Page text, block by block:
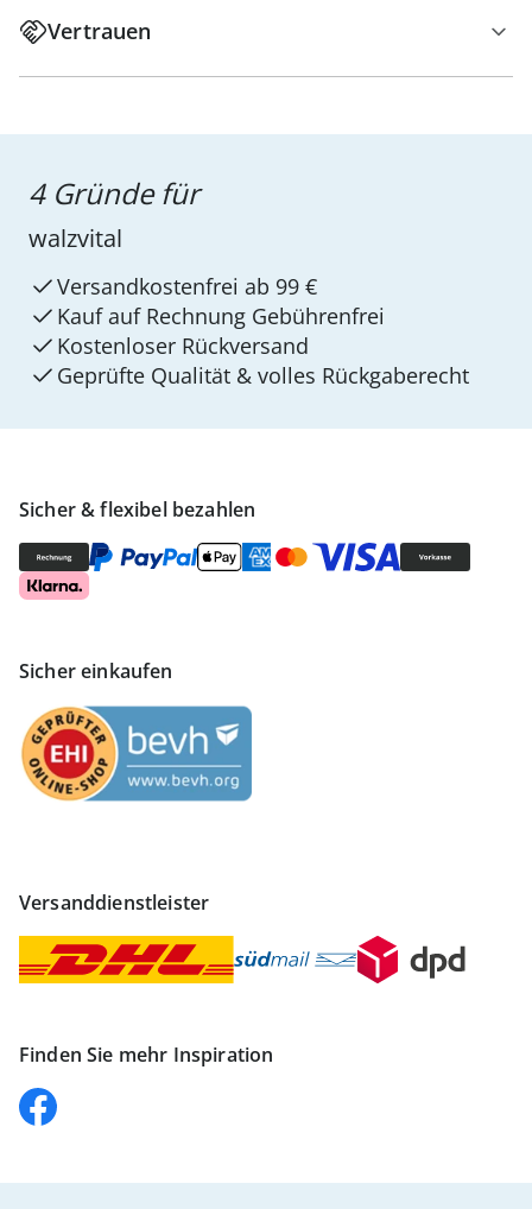
Vertrauen
Sicher & flexibel bezahlen
Sicher einkaufen
Versanddienstleister
Finden Sie mehr Inspiration
4 Gründe für
walzvital
Versandkostenfrei ab 99 €
Kauf auf Rechnung Gebührenfrei
Kostenloser Rückversand
Geprüfte Qualität & volles Rückgaberecht